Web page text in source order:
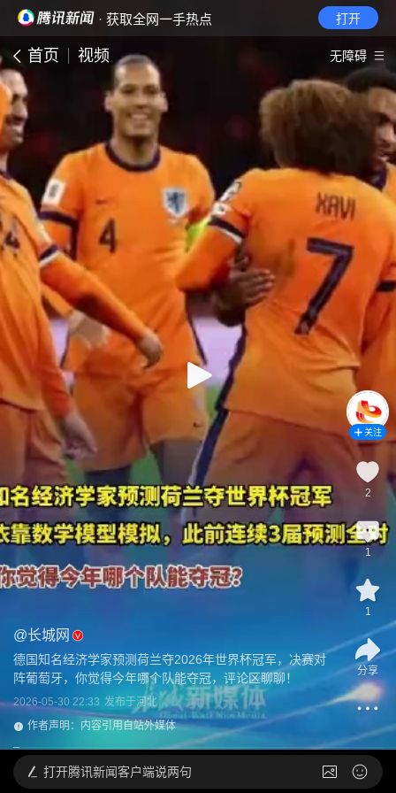
· 获取全网一手热点 打开
首页 视频 无障碍
@长城网
德国知名经济学家预测荷兰夺2026年世界杯冠军，决赛对
阵葡萄牙，你觉得今年哪个队能夺冠，评论区聊聊！
2026-05-30 22:33 发布于河北
作者声明：内容引用自站外媒体
关注
2
1
1
分享
打开腾讯新闻客户端说两句